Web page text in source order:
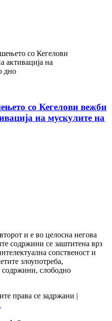
со Кегелови вежби
на мускулите на
и е во целосна негова
содржини се заштитена врз
сопственост и
злоупотреба,
содржини, слободно
права се задржани |